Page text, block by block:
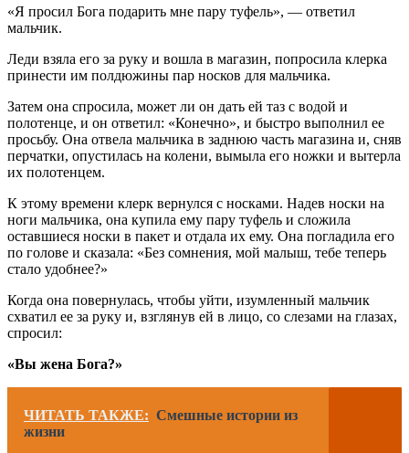
«Я просил Бога подарить мне пару туфель», — ответил
мальчик.
Леди взяла его за руку и вошла в магазин, попросила клерка
принести им полдюжины пар носков для мальчика.
Затем она спросила, может ли он дать ей таз с водой и
полотенце, и он ответил: «Конечно», и быстро выполнил ее
просьбу. Она отвела мальчика в заднюю часть магазина и, сняв
перчатки, опустилась на колени, вымыла его ножки и вытерла
их полотенцем.
К этому времени клерк вернулся с носками. Надев носки на
ноги мальчика, она купила ему пару туфель и сложила
оставшиеся носки в пакет и отдала их ему. Она погладила его
по голове и сказала: «Без сомнения, мой малыш, тебе теперь
стало удобнее?»
Когда она повернулась, чтобы уйти, изумленный мальчик
схватил ее за руку и, взглянув ей в лицо, со слезами на глазах,
спросил:
«Вы жена Бога?»
ЧИТАТЬ ТАКЖЕ: Смешные истории из
жизни